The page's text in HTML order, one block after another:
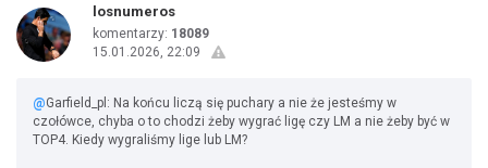
losnumeros
komentarzy: 18089
15.01.2026, 22:09
@Garfield_pl: Na końcu liczą się puchary a nie że jesteśmy w
czołówce, chyba o to chodzi żeby wygrać ligę czy LM a nie żeby być w
TOP4. Kiedy wygraliśmy lige lub LM?